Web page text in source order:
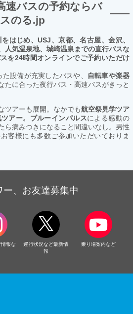
速バスの予約ならバ
スのる.jp
はじめ、USJ、京都、名古屋、金沢、
人気温泉地、城崎温泉までの直行バスな
を24時間オンラインでご予約いただけ
た設備が充実したバスや、
自転車や楽器
たに合った夜行バス・高速バスがきっと
ツアーも展開。なかでも航空祭見学ツア
アー。ブルーインパルスによる感動の
ら病みつきになること間違いなし。男性
客様にも多数ご参加いただいておりま
ー、お友達募集中
報な
運行状況など最新情
報
乗り場案内など